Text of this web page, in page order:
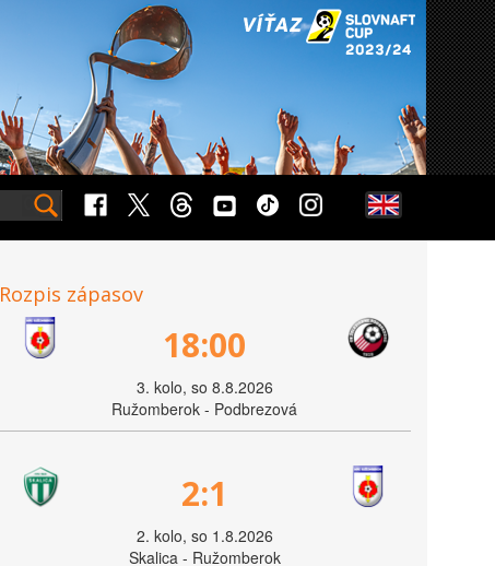
Rozpis zápasov
18:00
3. kolo, so 8.8.2026
Ružomberok - Podbrezová
2:1
2. kolo, so 1.8.2026
Skalica - Ružomberok